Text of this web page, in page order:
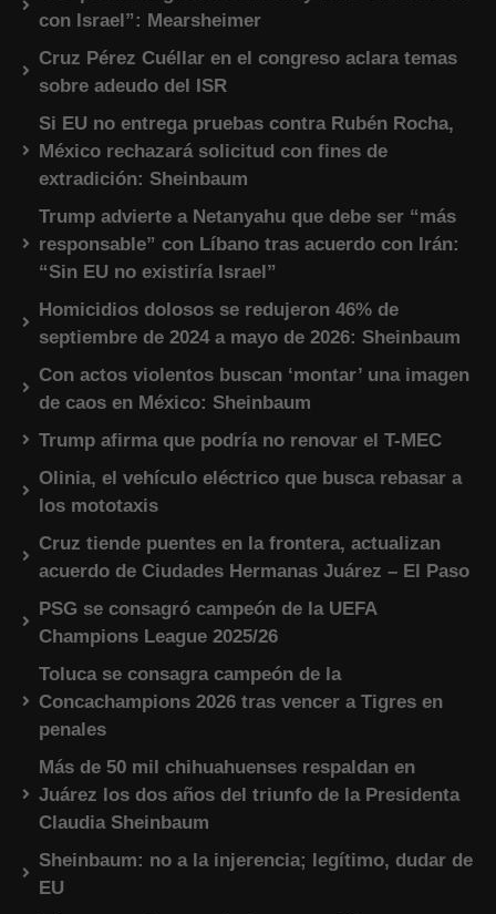
con Israel”: Mearsheimer
Cruz Pérez Cuéllar en el congreso aclara temas
sobre adeudo del ISR
Si EU no entrega pruebas contra Rubén Rocha,
México rechazará solicitud con fines de
extradición: Sheinbaum
Trump advierte a Netanyahu que debe ser “más
responsable” con Líbano tras acuerdo con Irán:
“Sin EU no existiría Israel”
Homicidios dolosos se redujeron 46% de
septiembre de 2024 a mayo de 2026: Sheinbaum
Con actos violentos buscan ‘montar’ una imagen
de caos en México: Sheinbaum
Trump afirma que podría no renovar el T-MEC
Olinia, el vehículo eléctrico que busca rebasar a
los mototaxis
Cruz tiende puentes en la frontera, actualizan
acuerdo de Ciudades Hermanas Juárez – El Paso
PSG se consagró campeón de la UEFA
Champions League 2025/26
Toluca se consagra campeón de la
Concachampions 2026 tras vencer a Tigres en
penales
Más de 50 mil chihuahuenses respaldan en
Juárez los dos años del triunfo de la Presidenta
Claudia Sheinbaum
Sheinbaum: no a la injerencia; legítimo, dudar de
EU